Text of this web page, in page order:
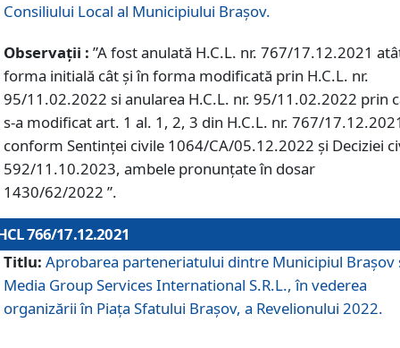
Consiliului Local al Municipiului Braşov.
Observații : ”A fost anulată H.C.L. nr. 767/17.12.2021
forma initială cât și în forma modificată prin H.C.L. nr.
95/11.02.2022 si anularea H.C.L. nr. 95/11.02.2022 prin
s-a modificat art. 1 al. 1, 2, 3 din H.C.L. nr. 767/
conform Sentinței civile 1064/CA/05.12.2022 și Deciziei
592/11.10.2023, ambele pronunțate în dosar
1430/62/2022 ”.
766/17.12.2021
Titlu: Aprobarea parteneriatului dintre Municipiul Brașov
Media Group Services International S.R.L., în vederea
organizării în Piața Sfatului Brașov, a Revelionului 2022.